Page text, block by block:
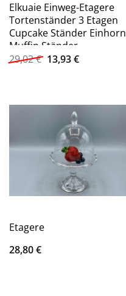
Elkuaie Einweg-Etagere
Tortenständer 3 Etagen
Cupcake Ständer Einhorn
Muffin Ständer
29,02€ Ursprünglicher
Preis
13,93€Aktueller
Etagere
28,80€